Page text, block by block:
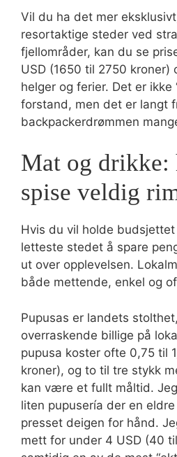
Vil du ha det mer
resortaktige steder ved
fjellområder, kan du se
USD (1650 til 2750 kroner)
helger og ferier. Det er ikke
forstand, men det er langt
backpackerdrømmen
Mat og drikke:
spise veldig
Hvis du vil holde
letteste stedet å spare
ut over opplevelsen.
både mettende, enkel og
Pupusas er landets
overraskende billige på
pupusa koster ofte 0,75 til
kroner), og to til tre stykk
kan være et fullt måltid.
liten pupusería der en
presset deigen for hånd.
mett for under 4 USD (40